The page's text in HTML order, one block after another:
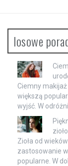
losowe
Ciemny
większą
wyjść. W
Zioła od
zastosowanie
popularne. W